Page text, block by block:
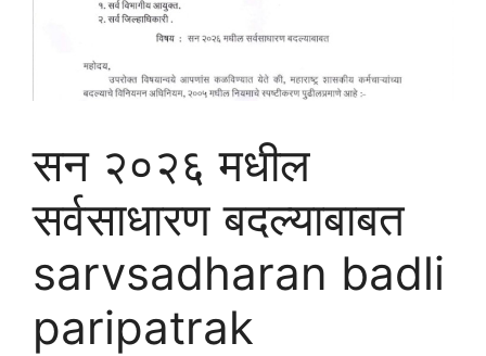
सन २०२६ मधील
सर्वसाधारण बदल्याबाबत
sarvsadharan badli
paripatrak